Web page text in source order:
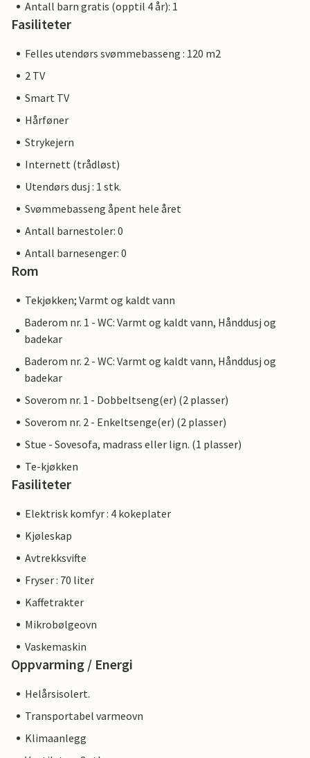
Antall barn gratis (opptil 4 år): 1
Fasiliteter
Felles utendørs svømmebasseng : 120 m2
2 TV
Smart TV
Hårføner
Strykejern
Internett (trådløst)
Utendørs dusj : 1 stk.
Svømmebasseng åpent hele året
Antall barnestoler: 0
Antall barnesenger: 0
Rom
Tekjøkken; Varmt og kaldt vann
Baderom nr. 1 - WC: Varmt og kaldt vann, Hånddusj og
badekar
Baderom nr. 2 - WC: Varmt og kaldt vann, Hånddusj og
badekar
Soverom nr. 1 - Dobbeltseng(er) (2 plasser)
Soverom nr. 2 - Enkeltsenge(er) (2 plasser)
Stue - Sovesofa, madrass eller lign. (1 plasser)
Te-kjøkken
Fasiliteter
Elektrisk komfyr : 4 kokeplater
Kjøleskap
Avtrekksvifte
Fryser : 70 liter
Kaffetrakter
Mikrobølgeovn
Vaskemaskin
Oppvarming / Energi
Helårsisolert.
Transportabel varmeovn
Klimaanlegg